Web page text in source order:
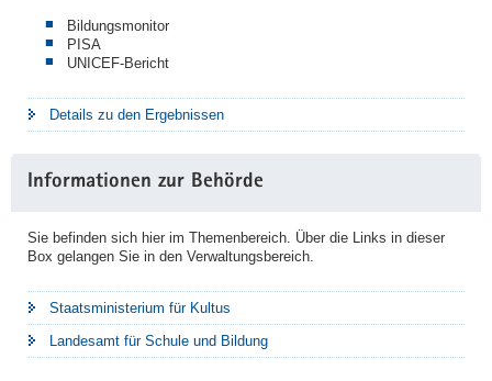
Bildungsmonitor
PISA
UNICEF-Bericht
Details zu den Ergebnissen
Informationen zur Behörde
Sie befinden sich hier im Themenbereich. Über die Links in dieser
Box gelangen Sie in den Verwaltungsbereich.
Staatsministerium für Kultus
Landesamt für Schule und Bildung